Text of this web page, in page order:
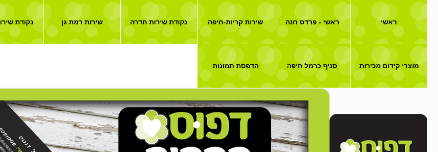
ראשי ראשי - פרדס חנה שירות קריות-חיפה נקודת שירות חדרה שירות רמת גן נקודת
מוצרי קידום מכירות סניף כרמל חיפה הדפסת תמונות